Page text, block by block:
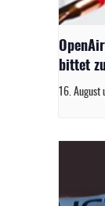
bittet
16. August